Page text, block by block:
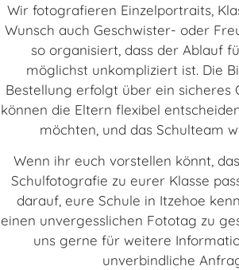
Wir fotografieren Einzelportraits,
Wunsch auch Geschwister- oder
so organisiert, dass der Ablauf
möglichst unkompliziert ist. Die
Bestellung erfolgt über ein sicheres
können die Eltern flexibel
möchten, und das Schulteam
Wenn ihr euch vorstellen könnt,
Schulfotografie zu eurer Klasse
darauf, eure Schule in Itzehoe
einen unvergesslichen Fototag zu
uns gerne für weitere
unverbindliche